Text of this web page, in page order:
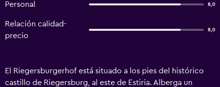
Personal 8,0
Relación calidad-
precio
8,0
El Riegersburgerhof está situado a los pies del histórico
castillo de Riegersburg, al este de Estiria. Alberga un